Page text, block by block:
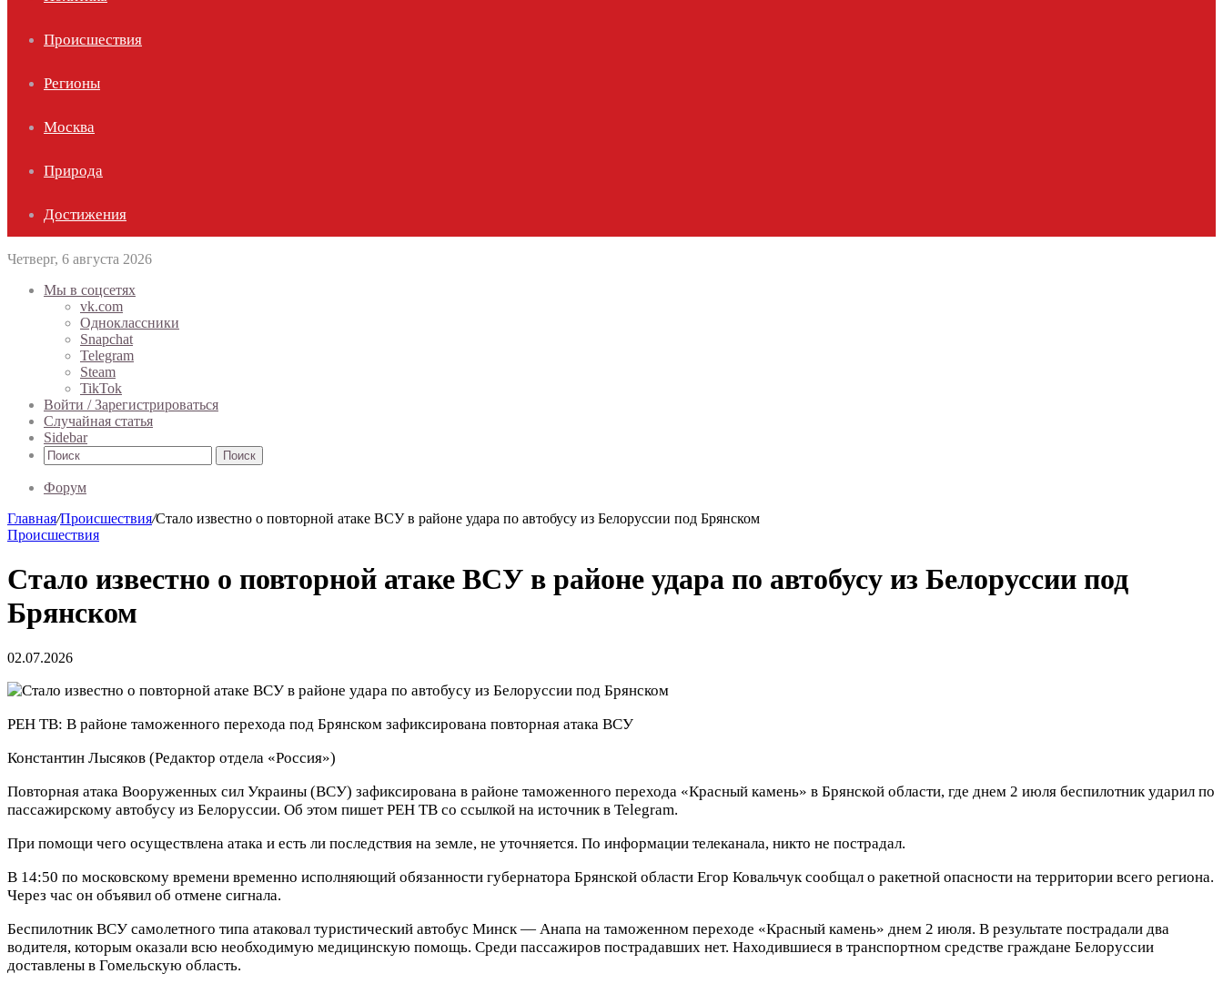
Происшествия
Регионы
Москва
Природа
Достижения
Четверг, 6 августа 2026
Мы в соцсетях
vk.com
Одноклассники
Snapchat
Telegram
Steam
TikTok
Войти / Зарегистрироваться
Случайная статья
Sidebar
Поиск
Форум
Главная/Происшествия/Стало известно о повторной атаке ВСУ в районе удара по автобусу из Белоруссии под Брянском
Происшествия
Стало известно о повторной атаке ВСУ в районе удара по автобусу из Белоруссии под
Брянском
02.07.2026
РЕН ТВ: В районе таможенного перехода под Брянском зафиксирована повторная атака ВСУ
Константин Лысяков (Редактор отдела «Россия»)
Повторная атака Вооруженных сил Украины (ВСУ) зафиксирована в районе таможенного перехода «Красный камень» в Брянской области, где днем 2 июля беспилотник ударил по
пассажирскому автобусу из Белоруссии. Об этом пишет РЕН ТВ со ссылкой на источник в Telegram.
При помощи чего осуществлена атака и есть ли последствия на земле, не уточняется. По информации телеканала, никто не пострадал.
В 14:50 по московскому времени временно исполняющий обязанности губернатора Брянской области Егор Ковальчук сообщал о ракетной опасности на территории всего региона.
Через час он объявил об отмене сигнала.
Беспилотник ВСУ самолетного типа атаковал туристический автобус Минск — Анапа на таможенном переходе «Красный камень» днем 2 июля. В результате пострадали два
водителя, которым оказали всю необходимую медицинскую помощь. Среди пассажиров пострадавших нет. Находившиеся в транспортном средстве граждане Белоруссии
доставлены в Гомельскую область.